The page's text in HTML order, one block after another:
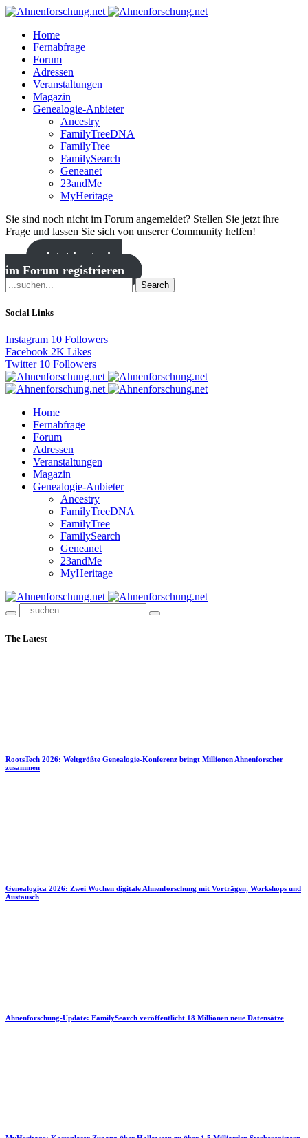
Home
Fernabfrage
Forum
Adressen
Veranstaltungen
Magazin
Genealogie-Anbieter
Ancestry
FamilyTreeDNA
FamilyTree
FamilySearch
Geneanet
23andMe
MyHeritage
Sie sind noch nicht im Forum angemeldet? Stellen Sie jetzt ihre
Frage und lassen Sie sich von unserer Community helfen!
Jetzt kostenlos
im Forum registrieren
Search
Social Links
Instagram 10 Followers
Facebook 2K Likes
Twitter 10 Followers
Home
Fernabfrage
Forum
Adressen
Veranstaltungen
Magazin
Genealogie-Anbieter
Ancestry
FamilyTreeDNA
FamilyTree
FamilySearch
Geneanet
23andMe
MyHeritage
The Latest
RootsTech 2026: Weltgrößte Genealogie-Konferenz bringt Millionen Ahnenforscher
zusammen
Genealogica 2026: Zwei Wochen digitale Ahnenforschung mit Vorträgen, Workshops und
Austausch
Ahnenforschung-Update: FamilySearch veröffentlicht 18 Millionen neue Datensätze